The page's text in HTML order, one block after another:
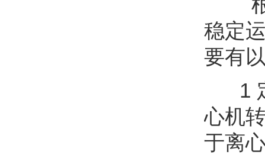
根
稳定
要有
1 定
心机
于离